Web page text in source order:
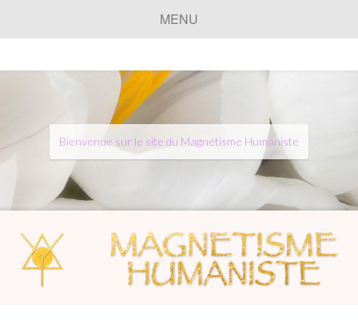
MENU
Bienvenue sur le site du Magnétisme Humaniste